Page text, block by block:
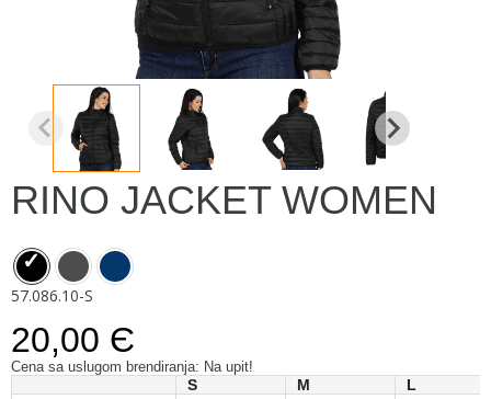
RINO JACKET WOMEN
57.086.10-S
20,00 Є
Cena sa uslugom brendiranja: Na upit!
S M
L